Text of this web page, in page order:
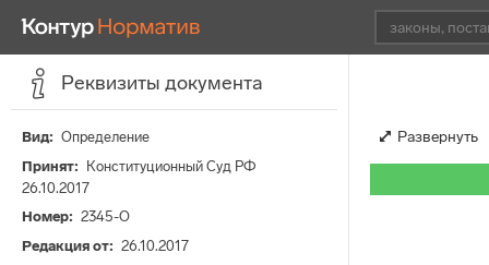
Реквизиты документа
Вид
Определение
Принят
Конституционный Суд РФ
26.10.2017
Номер
2345-О
Редакция от
26.10.2017
Развернуть